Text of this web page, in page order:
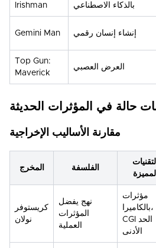
Irishman
بالذكاء الاصطناعي
Gemini Man إنشاء إنسان رقمي
Top Gun:
Maverick
العرض العصبي
حالة في المؤثرات الحديثة
مقارنة الأساليب الإخراجية
المخرج الفلسفة
التقنيات
المميزة
كريستوفر
نولان
نهج يفضل
المؤثرات
العملية
مؤثرات
بالكاميرا،
CGI الحد
الأدنى